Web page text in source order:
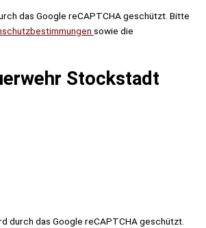
das Google reCAPTCHA geschützt. Bitte
sowie die
Stockstadt
durch das Google reCAPTCHA geschützt.